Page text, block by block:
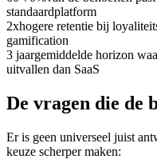
standaardplatform
2xhogere retentie bij
gamification
3 jaargemiddelde horizon
uitvallen dan SaaS
De vragen die de
Er is geen universeel juist
keuze scherper maken: